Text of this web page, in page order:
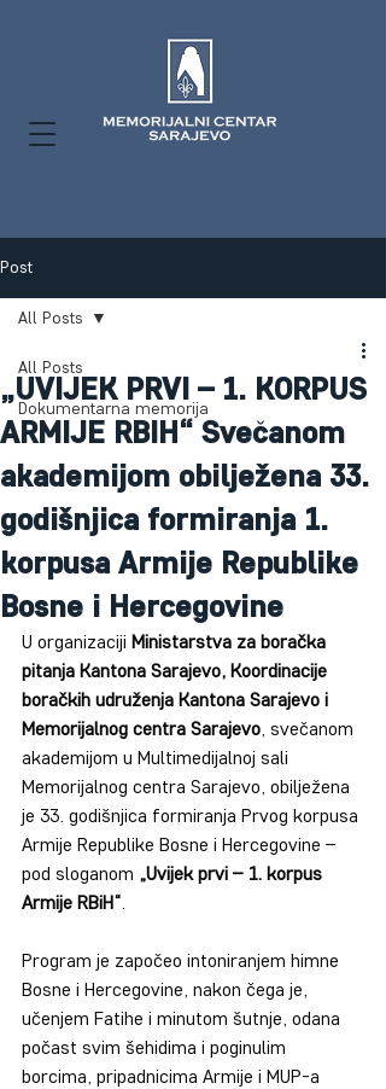
Post
All Posts
Dokumentarna memorija
All Posts
„UVIJEK PRVI – 1. KORPUS
ARMIJE RBIH“ Svečanom
akademijom obilježena 33.
godišnjica formiranja 1.
korpusa Armije Republike
Bosne i Hercegovine
U organizaciji Ministarstva za boračka
pitanja Kantona Sarajevo, Koordinacije
boračkih udruženja Kantona Sarajevo i
Memorijalnog centra Sarajevo, svečanom
akademijom u Multimedijalnoj sali
Memorijalnog centra Sarajevo, obilježena
je 33. godišnjica formiranja Prvog korpusa
Armije Republike Bosne i Hercegovine –
pod sloganom „Uvijek prvi – 1. korpus
Armije RBiH“.
Program je započeo intoniranjem himne
Bosne i Hercegovine, nakon čega je,
učenjem Fatihe i minutom šutnje, odana
počast svim šehidima i poginulim
borcima, pripadnicima Armije i MUP-a